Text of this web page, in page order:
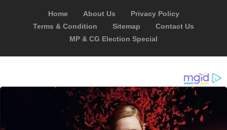
Home About Us
Privacy Policy
Terms & Condition
Sitemap
Contact Us
MP & CG Election Special